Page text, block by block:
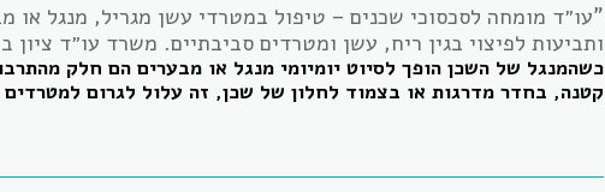
"עו״ד מומחה לסכסוכי שכנים – טיפול במטרדי עשן מגריל, מנגל או
ותביעות לפיצוי בגין ריח, עשן ומטרדים סביבתיים. משרד עו״ד
כשהמנגל של השכן הופך לסיוט יומיומי מנגל או מבערים הם חלק
קטנה, בחדר מדרגות או בצמוד לחלון של שכן, זה עלול לגרום